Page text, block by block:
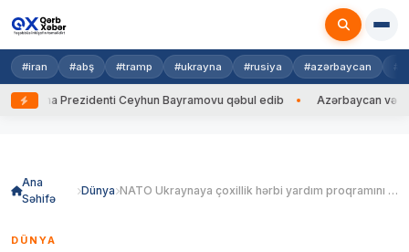
#iran #abş #tramp #ukrayna #rusiya #azərbaycan
Prezidenti Ceyhun Bayramovu qəbul edib Azərbaycan və
Ana
Səhifə
Dünya NATO Ukraynaya çoxillik hərbi yardım proqramını qəbul edəcək
DÜNYA